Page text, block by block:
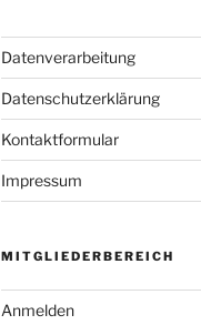
Datenverarbeitung
Datenschutzerklärung
Kontaktformular
Impressum
MITGLIEDERBEREICH
Anmelden